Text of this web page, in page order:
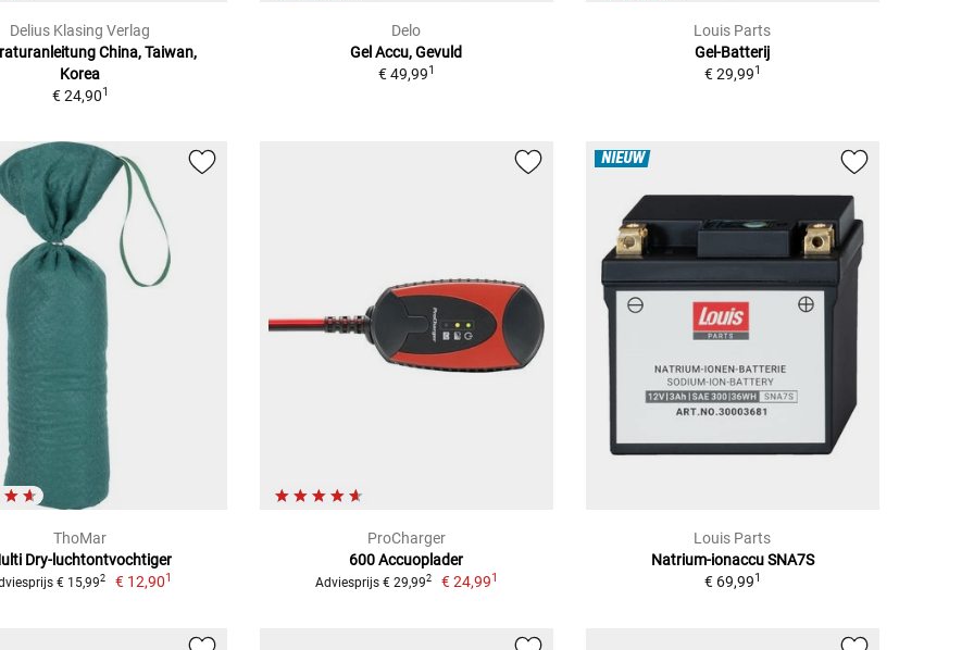
Delius Klasing Verlag
China, Taiwan,
Korea
€ 24,901
Delo
Gel Accu, Gevuld
€ 49,991
Louis Parts
Gel-Batterij
€ 29,991
ThoMar
Dry-luchtontvochtiger
€ 15,992 € 12,901
ProCharger
600 Accuoplader
Adviesprijs € 29,992 € 24,991
NIEUW
Louis Parts
Natrium-ionaccu SNA7S
€ 69,991